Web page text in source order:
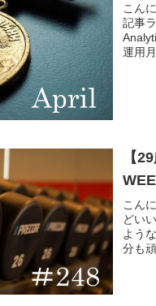
こん
記事
運用
【
こん
どい
よう
分も